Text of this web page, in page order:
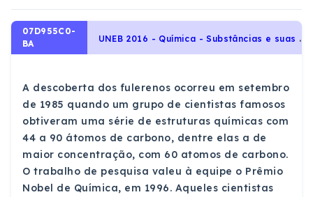
07D955C0-
BA
UNEB 2016 - Química - Substâncias e suas propriedades, Estudo da matéria: substâncias, misturas, processos de separação.
A descoberta dos fulerenos ocorreu em setembro
de 1985 quando um grupo de cientistas famosos
obtiveram uma série de estruturas químicas com
44 a 90 átomos de carbono, dentre elas a de
maior concentração, com 60 atomos de carbono.
O trabalho de pesquisa valeu à equipe o Prêmio
Nobel de Química, em 1996. Aqueles cientistas